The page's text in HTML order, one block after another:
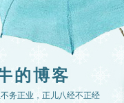
的博客
务正业，正儿八经不正经